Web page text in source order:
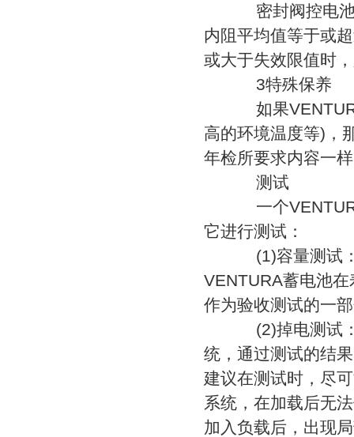
密封阀控电池
内阻平均值等于或
或大于失效限值时
3特殊保养
如果
高的环境温度等)，
年检所要求内容一
测试
一个
它进行测试：
(1)容量测试：
VENTURA蓄电池
作为验收测试的一
(2)掉电测试：
统，通过测试的结
建议在测试时，尽
系统，在加载后无
加入负载后，出现